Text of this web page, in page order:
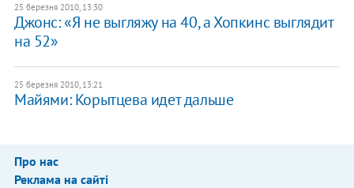
25 березня 2010, 13:30
Джонс: «Я не выгляжу на 40, а Хопкинс выглядит
на 52»
25 березня 2010, 13:21
Майями: Корытцева идет дальше
Про нас
Реклама на сайті